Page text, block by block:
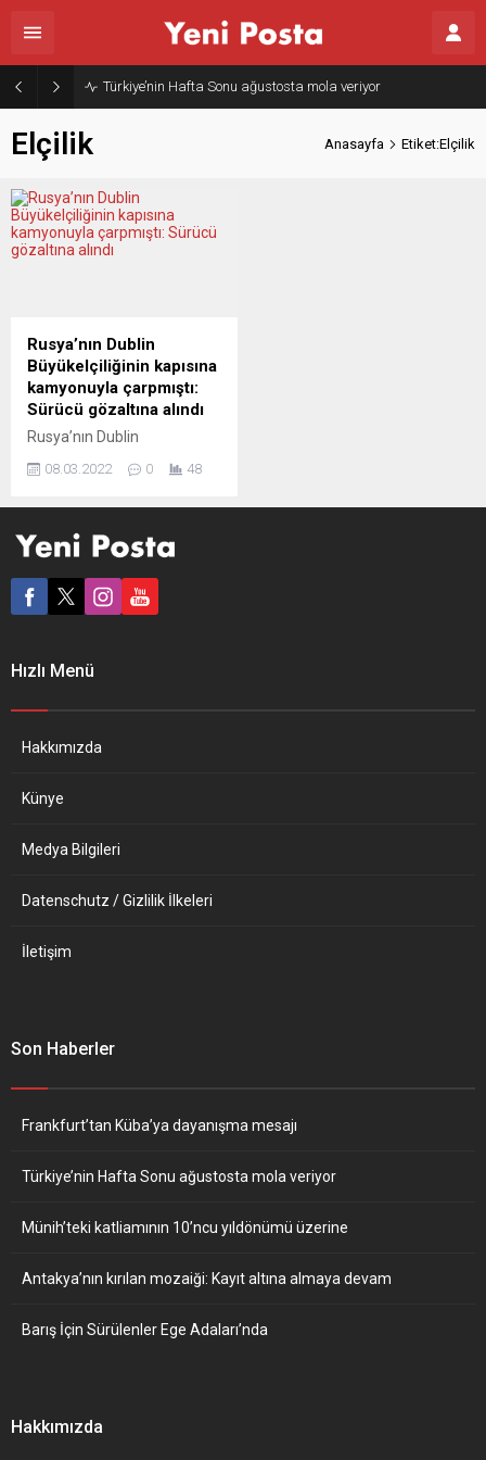
Türkiye’nin Hafta Sonu ağustosta mola veriyor
Elçilik Anasayfa Etiket:Elçilik
Rusya’nın Dublin
Büyükelçiliğinin kapısına
kamyonuyla çarpmıştı:
Sürücü gözaltına alındı
Rusya’nın Dublin
kamyonuyla çarpan
haberlere göre, dün bir kişi
bulunan kamyonunu
Rusya’nın Dublin
kapısına çarparak belli bir
kamyondan indi ve
edilen...
08.03.2022 0 48
Hızlı Menü
Hakkımızda
Künye
Medya Bilgileri
Datenschutz / Gizlilik İlkeleri
İletişim
Son Haberler
Frankfurt’tan Küba’ya dayanışma mesajı
Türkiye’nin Hafta Sonu ağustosta mola veriyor
Münih’teki katliamının 10’ncu yıldönümü üzerine
Antakya’nın kırılan mozaiği: Kayıt altına almaya devam
Barış İçin Sürülenler Ege Adaları’nda
Hakkımızda